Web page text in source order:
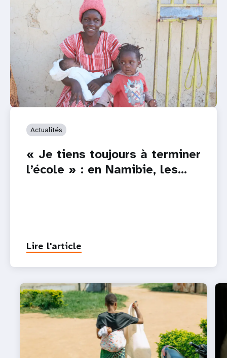
Actualités
« Je tiens toujours à terminer
l’école » : en Namibie, les…
Lire l'article